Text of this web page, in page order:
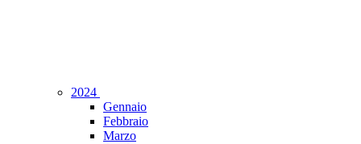
2024
Gennaio
Febbraio
Marzo